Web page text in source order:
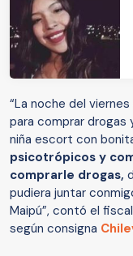
“La noche del
para comprar drogas
niña escort con
psicotrópicos y
comprarle drogas,
pudiera juntar
Maipú”, contó el
según consigna